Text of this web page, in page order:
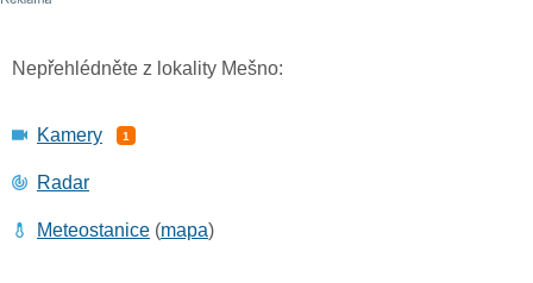
Nepřehlédněte z lokality Mešno:
Kamery 1
Radar
Meteostanice (mapa)